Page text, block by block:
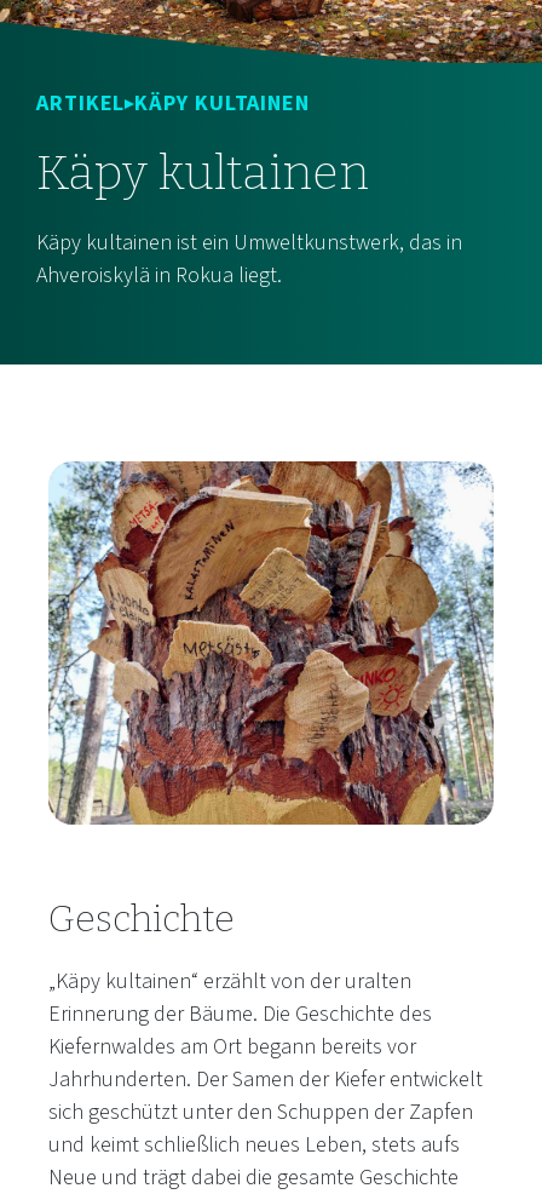
ARTIKEL KÄPY KULTAINEN
Käpy kultainen
Käpy kultainen ist ein Umweltkunstwerk, das in
Ahveroiskylä in Rokua liegt.
Geschichte
„Käpy kultainen“ erzählt von der uralten
Erinnerung der Bäume. Die Geschichte des
Kiefernwaldes am Ort begann bereits vor
Jahrhunderten. Der Samen der Kiefer entwickelt
sich geschützt unter den Schuppen der Zapfen
und keimt schließlich neues Leben, stets aufs
Neue und trägt dabei die gesamte Geschichte